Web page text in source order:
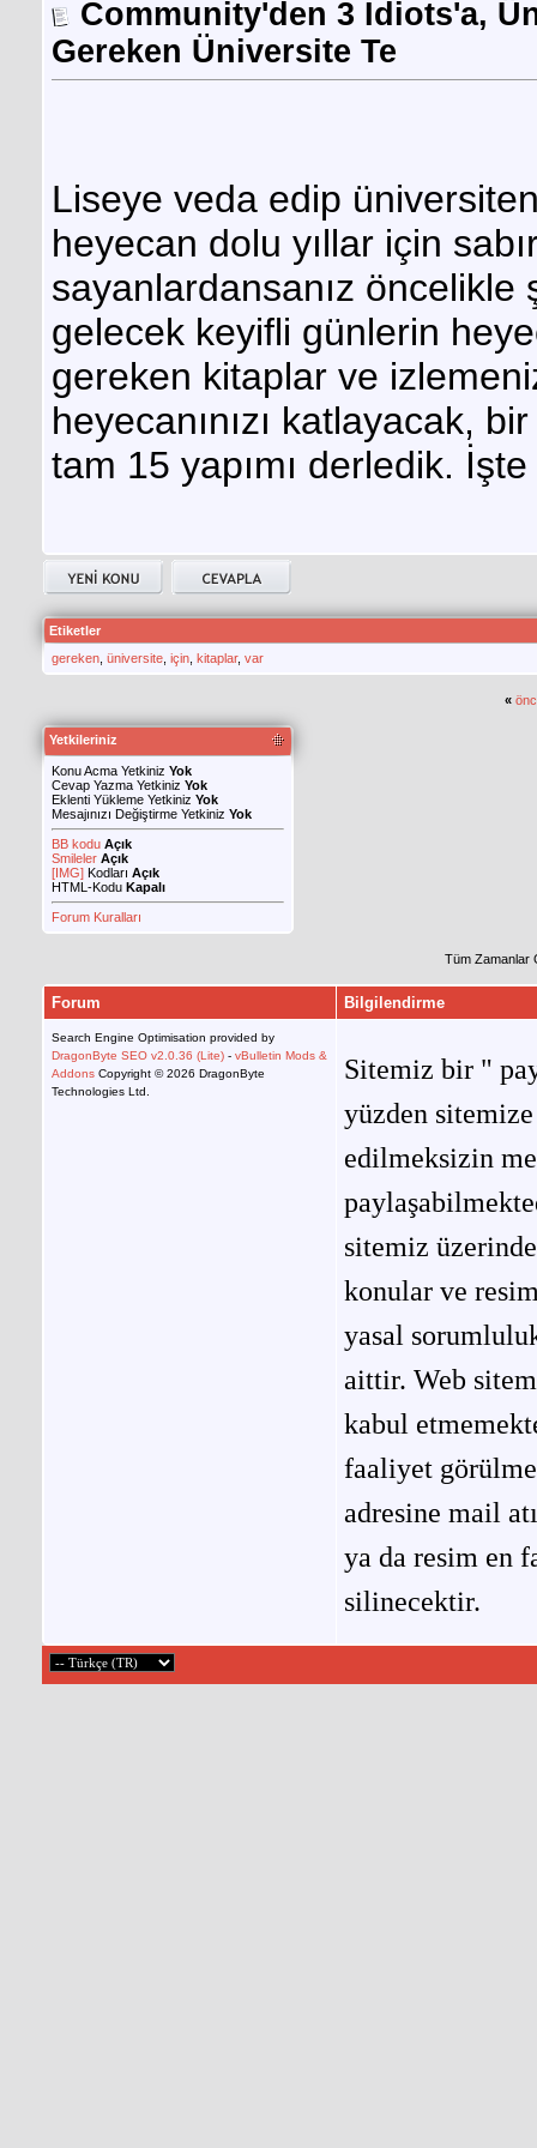
Community'den 3 Idiots'a,
Gereken Üniversite Te
Liseye veda edip
heyecan dolu yıllar için
sayanlardansanız öncelikle
gelecek keyifli günlerin
gereken kitaplar ve
heyecanınızı katlayacak,
tam 15 yapımı derledik.
Etiketler
gereken üniversite için kitaplar, var
«
Yetkileriniz
Konu Acma Yetkiniz Yok
Cevap Yazma Yetkiniz Yok
Eklenti Yükleme Yetkiniz Yok
Mesajınızı Değiştirme Yetkiniz Yok
BB kodu Açık
Smileler Açık
[IMG] Kodları Açık
HTML-Kodu Kapalı
Forum Kuralları
Tüm Zamanlar
Forum Bilgilendirme
Search Engine Optimisation provided by
DragonByte SEO v2.0.36 (Lite) - vBulletin Mods &
Addons Copyright © 2026 DragonByte
Technologies Ltd.
Sitemiz bir "
yüzden
edilmeksizin
sitemiz
konular ve
yasal
aittir. Web
kabul
faaliyet
adresine mail
ya da resim en
silinecektir.